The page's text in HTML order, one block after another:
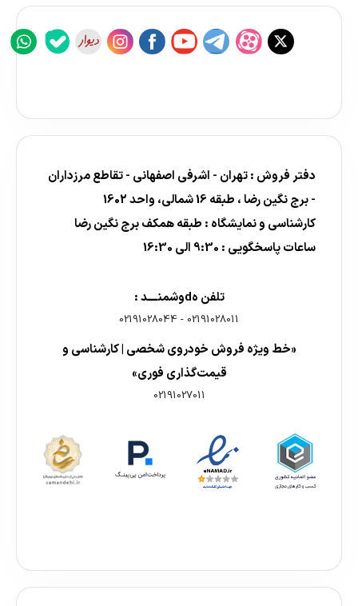
دفتر فروش : تهران - اشرفی اصفهانی - تقاطع مرزداران
- برج نگین رضا ، طبقه 16 شمالی، واحد 1602
کارشناسی و نمایشگاه : طبقه همکف برج نگین رضا
ساعات پاسخگویی : 9:30 الی 16:30
تلفن هdوشمنــــد :
02191028011
-
02191028044
«خط ویژه فروش خودروی شخصی | کارشناسی و
قیمت‌گذاری فوری»
02191027011